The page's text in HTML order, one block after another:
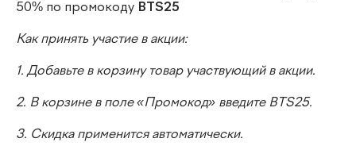
50% по промокоду BTS25
Как принять участие в акции:
1. Добавьте в корзину товар участвующий в акции.
2. В корзине в поле «Промокод» введите BTS25.
3. Скидка применится автоматически.